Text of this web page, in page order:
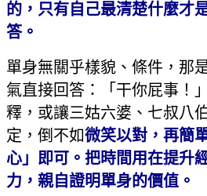
的，只有自己最清楚什麼才
答。
單身無關乎樣貌、條件，那
氣直接回答：「干你屁事！
釋，或讓三姑六婆、七叔八
定，倒不如微笑以對，再簡
心」即可。把時間用在提升
力，親自證明單身的價值。